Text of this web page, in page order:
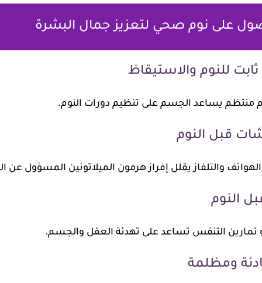
على نوم صحي لتعزيز جمال البشرة
منتظم يساعد الجسم على تنظيم دورات النوم.
والتلفاز يقلل إفراز هرمون الميلاتونين المسؤول عن
تمارين التنفس تساعد على تهدئة العقل والجسم.